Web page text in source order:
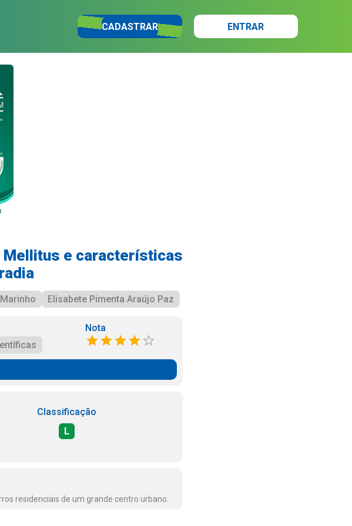
CADASTRAR ENTRAR
Mellitus e características
Elisabete Pimenta Araújo Paz
Nota
Classificação
L
residenciais de um grande centro urbano.